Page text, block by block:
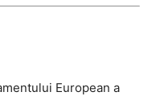
European a